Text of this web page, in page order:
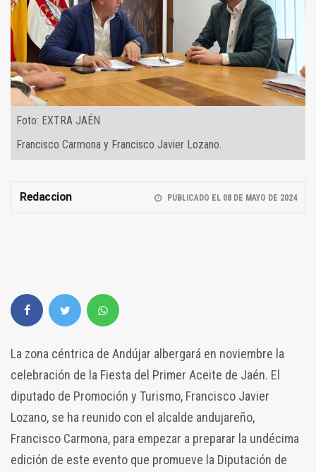
Foto: EXTRA JAÉN
Francisco Carmona y Francisco Javier Lozano.
Redaccion PUBLICADO EL 08 DE MAYO DE 2024
La zona céntrica de Andújar albergará en noviembre la
celebración de la Fiesta del Primer Aceite de Jaén. El
diputado de Promoción y Turismo, Francisco Javier
Lozano, se ha reunido con el alcalde andujareño,
Francisco Carmona, para empezar a preparar la undécima
edición de este evento que promueve la Diputación de